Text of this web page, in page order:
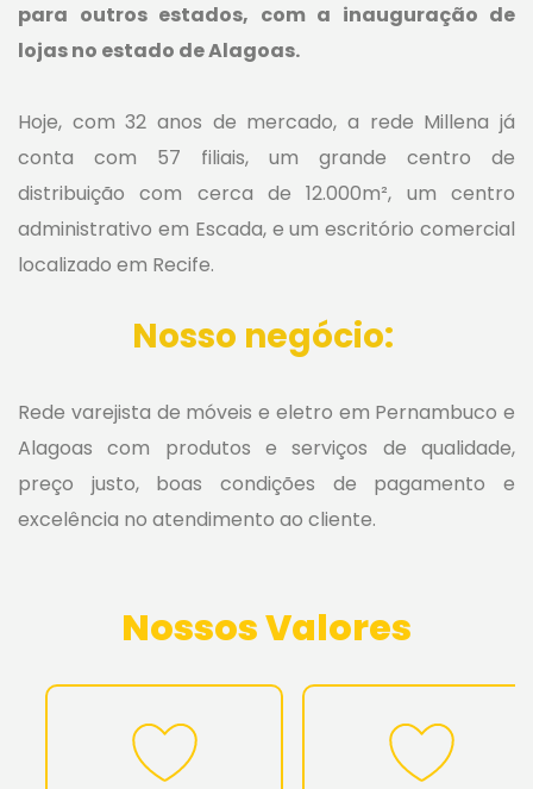
para outros estados, com a inauguração de
lojas no estado de Alagoas.
Hoje, com 32 anos de mercado, a rede Millena já
conta com 57 filiais, um grande centro de
distribuição com cerca de 12.000m², um centro
administrativo em Escada, e um escritório comercial
localizado em Recife.
Nosso negócio:
Rede varejista de móveis e eletro em Pernambuco e
Alagoas com produtos e serviços de qualidade,
preço justo, boas condições de pagamento e
excelência no atendimento ao cliente.
Nossos Valores